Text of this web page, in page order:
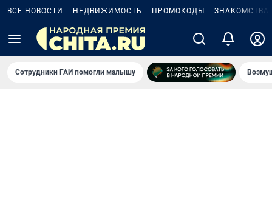
ВСЕ НОВОСТИ НЕДВИЖИМОСТЬ ПРОМОКОДЫ ЗНАКОМСТВА
Сотрудники ГАИ помогли малышу